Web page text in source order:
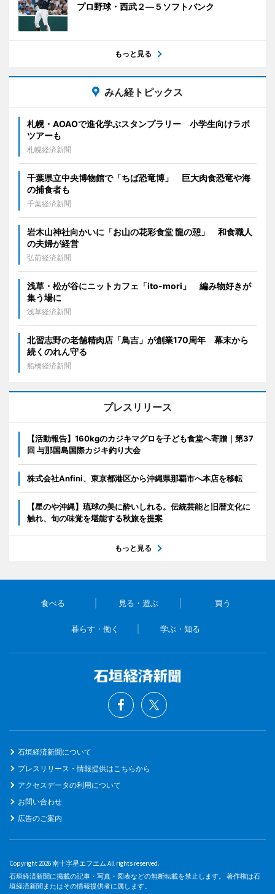
プロ野球・西武２―５ソフトバンク
もっと見る
みん経トピックス
札幌・AOAOで進化学ぶスタンプラリー 小学生向けラボ
ツアーも
札幌経済新聞
千葉県立中央博物館で「ちば恐竜博」 巨大肉食恐竜や海
の捕食者も
千葉経済新聞
岩木山神社向かいに「お山の花彩食堂 龍の憩」 和食職人
の夫婦が経営
弘前経済新聞
浅草・松が谷にニットカフェ「ito-mori」 編み物好きが
集う場に
浅草経済新聞
北習志野の老舗精肉店「鳥吉」が創業170周年 幕末から
続くのれん守る
船橋経済新聞
プレスリリース
【活動報告】160kgのカジキマグロを子ども食堂へ寄贈｜第37
回 与那国島国際カジキ釣り大会
株式会社Anfini、東京都港区から沖縄県那覇市へ本店を移転
【星のや沖縄】琉球の美に酔いしれる。伝統芸能と旧暦文化に
触れ、旬の味覚を堪能する秋旅を提案
もっと見る
食べる 見る・遊ぶ 買う
暮らす・働く 学ぶ・知る
石垣経済新聞について
プレスリリース・情報提供はこちらから
アクセスデータの利用について
お問い合わせ
広告のご案内
Copyright 2026 南十字星エフエム All rights reserved.
石垣経済新聞に掲載の記事・写真・図表などの無断転載を禁止します。 著作権は石
垣経済新聞またはその情報提供者に属します。